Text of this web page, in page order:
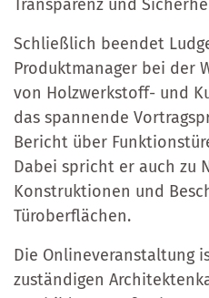
Transparenz und
Schließlich beendet
Produktmanager bei der
von Holzwerkstoff- und
das spannende
Bericht über
Dabei spricht er auch zu
Konstruktionen und
Türoberflächen.
Die Onlineveranstaltung
zuständigen